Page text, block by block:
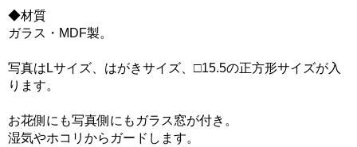
◆材質
ガラス・MDF製。
写真はLサイズ、はがきサイズ、□15.5の正方形サイズが入
ります。
お花側にも写真側にもガラス窓が付き。
湿気やホコリからガードします。